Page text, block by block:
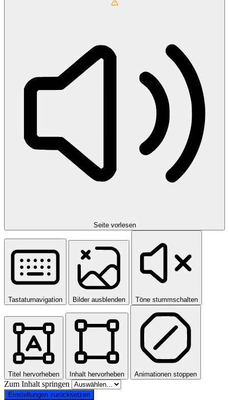
Seite vorlesen
Tastaturnavigation Bilder ausblenden Töne stummschalten
Titel hervorheben Inhalt hervorheben Animationen stoppen
Zum Inhalt springen
Einstellungen zurücksetzen